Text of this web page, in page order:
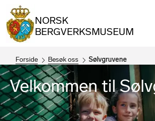
NORSK
BERGVERKSMUSEUM
Forside Besøk oss Sølvgruvene
Velkommen til